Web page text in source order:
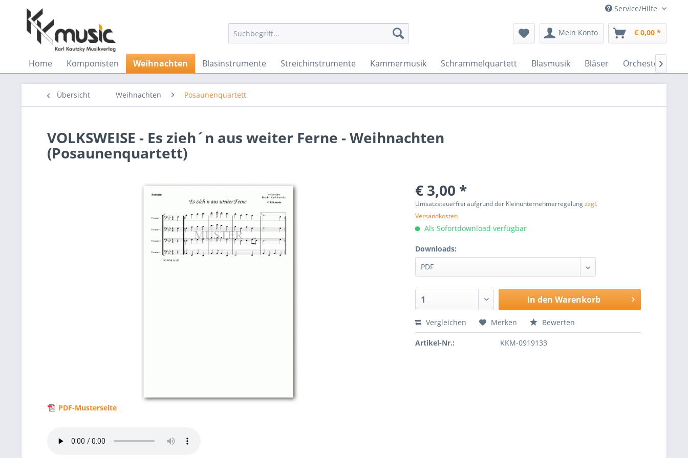
Service/Hilfe
Mein Konto € 0,00 *
Home Komponisten Weihnachten Blasinstrumente Streichinstrumente Kammermusik Schrammelquartett Blasmusik Bläser Orchester
Übersicht Weihnachten Posaunenquartett
VOLKSWEISE - Es zieh´n aus weiter Ferne - Weihnachten
(Posaunenquartett)
PDF-Musterseite
€ 3,00 *
Umsatzsteuerfrei aufgrund der Kleinunternehmerregelungzzgl.
Versandkosten
Als Sofortdownload verfügbar
Downloads:
In den Warenkorb
Vergleichen Merken Bewerten
Artikel-Nr.: KKM-0919133